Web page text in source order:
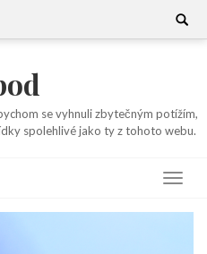
Search
se vyhnuli zbytečným potížím,
spolehlivé jako ty z tohoto webu.